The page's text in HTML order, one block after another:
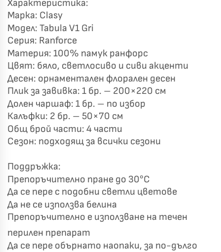
Характеристика:
Марка: Clasy
Модел: Tabula V1 Gri
Серия: Ranforce
Материя: 100% памук ранфорс
Цвят: бяло, светлосиво и сиви акценти
Десен: орнаментален флорален десен
Плик за завивка: 1 бр. – 200×220 см
Долен чаршаф: 1 бр. – по избор
Калъфки: 2 бр. – 50×70 см
Общ брой части: 4 части
Сезон: подходящ за всички сезони
Поддръжка:
Препоръчително пране до 30°C
Да се пере с подобни светли цветове
Да не се използва белина
Препоръчително е използване на течен
перилен препарат
Да се пере обърнато наопаки, за по-дълго
🎁 Късметът избра Вас!
✦
✦
Хавлиени кърпи – Комплект 2 части – 100% памук
19,00 €0 €
Бяло и Небесносиньо
Светлосиво и Антрацит Пепел от Рози